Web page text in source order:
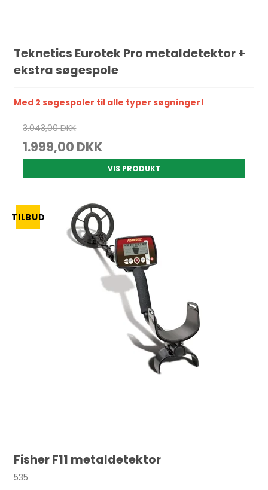
Teknetics Eurotek Pro metaldetektor +
ekstra søgespole
Med 2 søgespoler til alle typer søgninger!
3.043,00 DKK
1.999,00 DKK
VIS PRODUKT
TILBUD
Fisher F11 metaldetektor
535